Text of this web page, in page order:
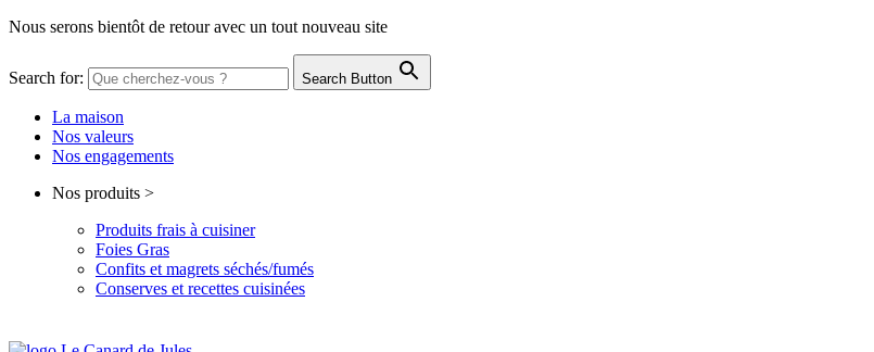
Nous serons bientôt de retour avec un tout nouveau site
Search for: Search Button
La maison
Nos valeurs
Nos engagements
Nos produits >
Produits frais à cuisiner
Foies Gras
Confits et magrets séchés/fumés
Conserves et recettes cuisinées